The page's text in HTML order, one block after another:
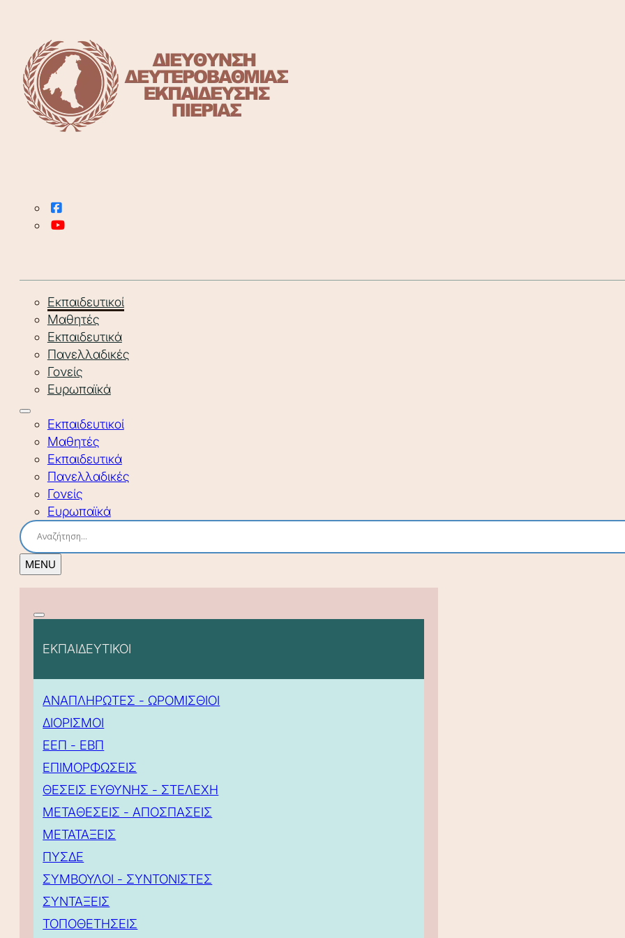
Εκπαιδευτικοί
Μαθητές
Εκπαιδευτικά
Πανελλαδικές
Γονείς
Ευρωπαϊκά
Εκπαιδευτικοί
Μαθητές
Εκπαιδευτικά
Πανελλαδικές
Γονείς
Ευρωπαϊκά
ΕΚΠΑΙΔΕΥΤΙΚΟΙ
ΑΝΑΠΛΗΡΩΤΕΣ - ΩΡΟΜΙΣΘΙΟΙ
ΔΙΟΡΙΣΜΟΙ
ΕΕΠ - ΕΒΠ
ΕΠΙΜΟΡΦΩΣΕΙΣ
ΘΕΣΕΙΣ ΕΥΘΥΝΗΣ - ΣΤΕΛΕΧΗ
ΜΕΤΑΘΕΣΕΙΣ - ΑΠΟΣΠΑΣΕΙΣ
ΜΕΤΑΤΑΞΕΙΣ
ΠΥΣΔΕ
ΣΥΜΒΟΥΛΟΙ - ΣΥΝΤΟΝΙΣΤΕΣ
ΣΥΝΤΑΞΕΙΣ
ΤΟΠΟΘΕΤΗΣΕΙΣ